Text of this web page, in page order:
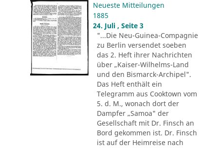
Neueste Mitteilungen
1885
24. Juli , Seite 3
"...Die Neu-Guinea-Compagnie
zu Berlin versendet soeben
das 2. Heft ihrer Nachrichten
über „Kaiser-Wilhelms-Land
und den Bismarck-Archipel".
Das Heft enthält ein
Telegramm aus Cooktown vom
5. d. M., wonach dort der
Dampfer „Samoa" der
Gesellschaft mit Dr. Finsch an
Bord gekommen ist. Dr. Finsch
ist auf der Heimreise nach